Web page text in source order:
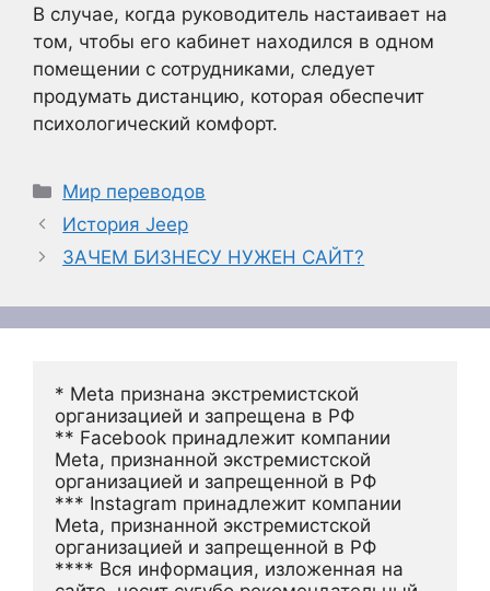
В случае, когда руководитель настаивает на
том, чтобы его кабинет находился в одном
помещении с сотрудниками, следует
продумать дистанцию, которая обеспечит
психологический комфорт.
Рубрики
Мир переводов
История Jeep
ЗАЧЕМ БИЗНЕСУ НУЖЕН САЙТ?
* Meta признана экстремистской
организацией и запрещена в РФ
** Facebook принадлежит компании
Meta, признанной экстремистской
организацией и запрещенной в РФ
*** Instagram принадлежит компании
Meta, признанной экстремистской
организацией и запрещенной в РФ
**** Вся информация, изложенная на